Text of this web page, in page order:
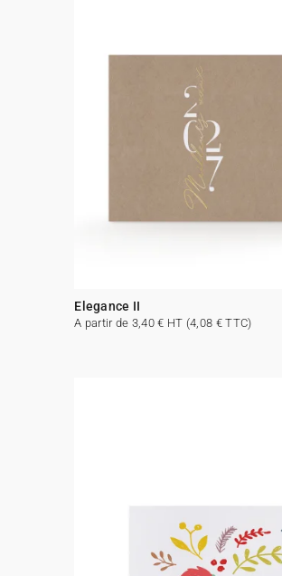
Elegance II
A partir de 3,40 € HT (4,08 € TTC)